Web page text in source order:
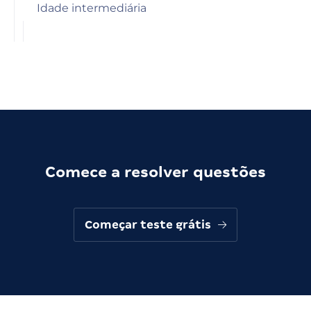
Idade intermediária
Comece a resolver questões
Começar teste grátis